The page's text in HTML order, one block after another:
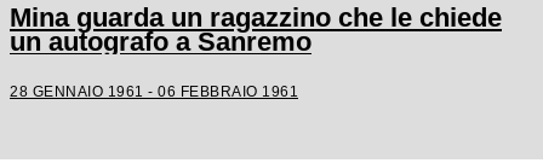
Mina guarda un ragazzino che le chiede
un autografo a Sanremo
28 GENNAIO 1961 - 06 FEBBRAIO 1961